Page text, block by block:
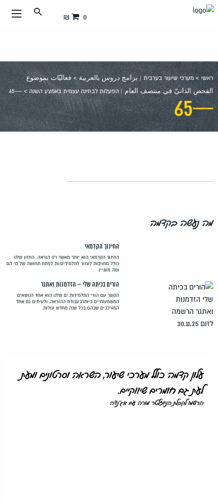
עבור
0 ₪
ראשי >מערכי שיעור בערבית | برامج دروس بالعربية> فعاليّات بموضوع
الفحص الذاتيّ في منتصف العام | הפעלות לבחינה עצמית באמצע השנה>
—65
—65
מה נעשה בקדמה
החינוך הקדמאי
החינוך הקדמאי הוא יותר מאשר רק הוראה. החזון שלנו
כולל מחויבות לעזור לתלמידים/ות לפתח תחושה של מי הם
ומה מעניין
הורים בכיתה שלי – הזדמנות ואתגר
הקשר עם הורי התלמידות.ים שלנו הוא אחד הנושאים
המשמעותיים ביותרבעבודת ההוראה, ולעיתים גם אחד
המורכבים שבהם.בכל שנה מחדש עולות
עלון קדמה כולל מערכי שיעור, השראה וסרטונים ומעת
לעת גם חומרים שיווקיים.
הרשמו לקבלת הניוזלטר מורה עם אג'נדה